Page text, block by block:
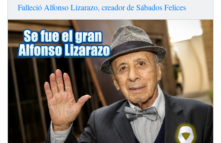
Falleció Alfonso Lizarazo, creador de Sábados Felices